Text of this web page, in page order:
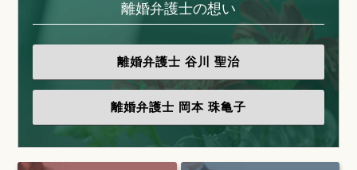
離婚弁護士の想い
離婚弁護士 谷川 聖治
離婚弁護士 岡本 珠亀子